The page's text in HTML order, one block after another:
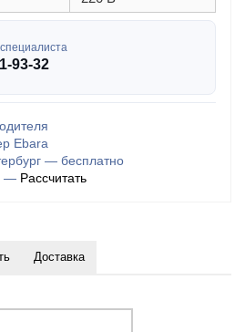
93-32
Ebara
— бесплатно
— Рассчитать
Доставка